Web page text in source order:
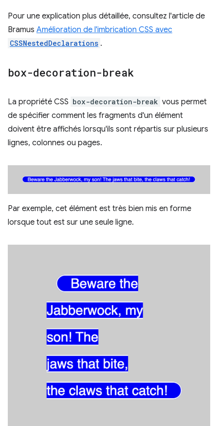
Pour une explication plus détaillée, consultez l'article de
Bramus Amélioration de l'imbrication CSS avec
CSSNestedDeclarations .
box-decoration-break
La propriété CSS box-decoration-break vous permet
de spécifier comment les fragments d'un élément
doivent être affichés lorsqu'ils sont répartis sur plusieurs
lignes, colonnes ou pages.
Par exemple, cet élément est très bien mis en forme
lorsque tout est sur une seule ligne.